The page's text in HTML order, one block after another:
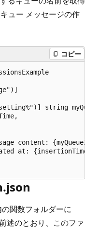
ュー メッセージの作
コピー
string
content:
at:
関数フォルダーに
述のとおり、このファ